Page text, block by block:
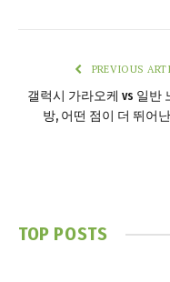
PREVIOUS
갤럭시 가라오케 vs 일반
방, 어떤 점이 더 뛰어
TOP POSTS